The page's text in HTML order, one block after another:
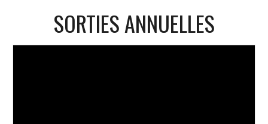
SORTIES ANNUELLES